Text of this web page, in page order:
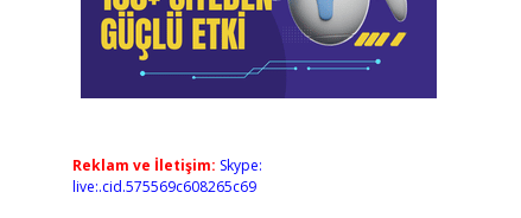
Reklam ve İletişim: Skype:
live:.cid.575569c608265c69